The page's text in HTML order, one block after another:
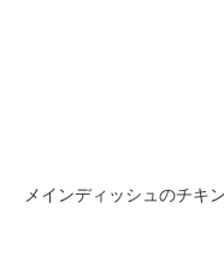
メインディッシュのチキ